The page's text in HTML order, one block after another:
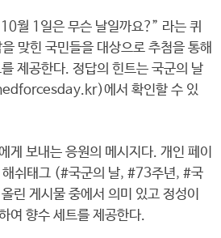
월 1일은 무슨 날일까요?” 라는 퀴
맞힌 국민들을 대상으로 추첨을 통해
제공한다. 정답의 힌트는 국군의 날
에서 확인할 수 있
게 보내는 응원의 메시지다. 개인 페이
해쉬태그 (#국군의 날, #73주년, #국
린 게시물 중에서 의미 있고 정성이
여 향수 세트를 제공한다.